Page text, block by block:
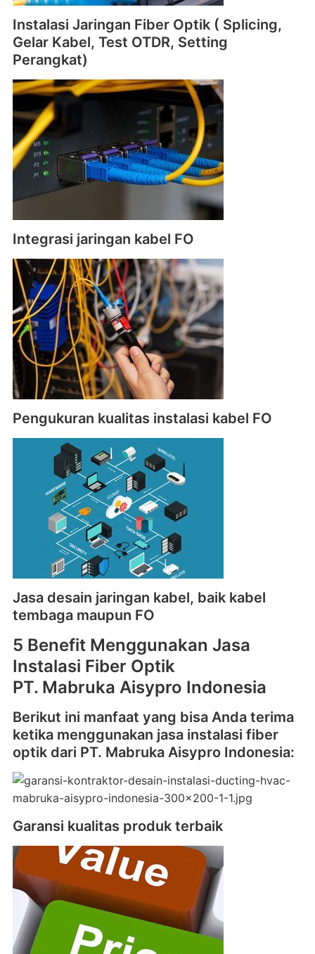
Instalasi Jaringan Fiber Optik ( Splicing,
Gelar Kabel, Test OTDR, Setting
Perangkat)
Integrasi jaringan kabel FO
Pengukuran kualitas instalasi kabel FO
Jasa desain jaringan kabel, baik kabel
tembaga maupun FO
5 Benefit Menggunakan Jasa
Instalasi Fiber Optik
PT. Mabruka Aisypro Indonesia
Berikut ini manfaat yang bisa Anda terima
ketika menggunakan jasa instalasi fiber
optik dari PT. Mabruka Aisypro Indonesia:
Garansi kualitas produk terbaik